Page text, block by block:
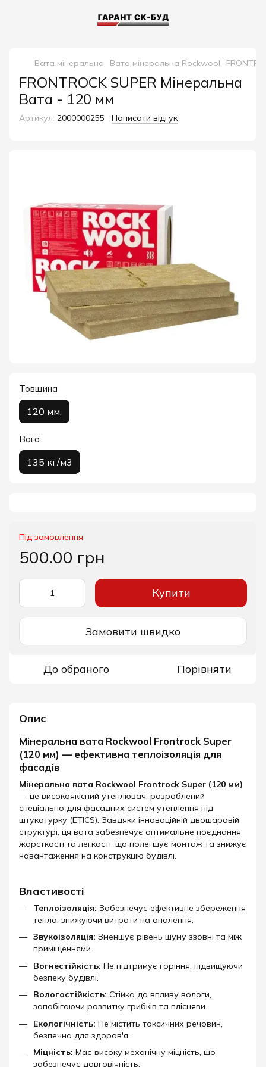
Вата мінеральна Вата мінеральна Rockwool
FRONTROCK SUPER Мінеральна
Вата - 120 мм
Артикул: 2000000255 Написати відгук
Товщина
120 мм.
Вага
135 кг/м3
Під замовлення
500.00 грн
Купити
Замовити швидко
До обраного Порівняти
Опис
Мінеральна вата Rockwool Frontrock Super
(120 мм) — ефективна теплоізоляція для
фасадів
Мінеральна вата Rockwool Frontrock Super (120 мм)
— це високоякісний утеплювач, розроблений
спеціально для фасадних систем утеплення під
штукатурку (ETICS). Завдяки інноваційній двошаровій
структурі, ця вата забезпечує оптимальне поєднання
жорсткості та легкості, що полегшує монтаж та знижує
навантаження на конструкцію будівлі.​
Властивості
Теплоізоляція: Забезпечує ефективне збереження
тепла, знижуючи витрати на опалення.
Звукоізоляція: Зменшує рівень шуму ззовні та між
приміщеннями.
Вогнестійкість: Не підтримує горіння, підвищуючи
безпеку будівлі.
Вологостійкість: Стійка до впливу вологи,
запобігаючи розвитку грибків та плісняви.
Екологічність: Не містить токсичних речовин,
безпечна для здоров'я.
Міцність: Має високу механічну міцність, що
забезпечує довговічність.